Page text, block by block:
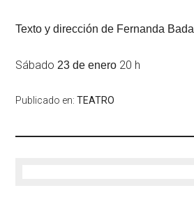
Texto y dirección de Fernanda Bada
Sábado23 de enero 20 h
Publicado en:TEATRO